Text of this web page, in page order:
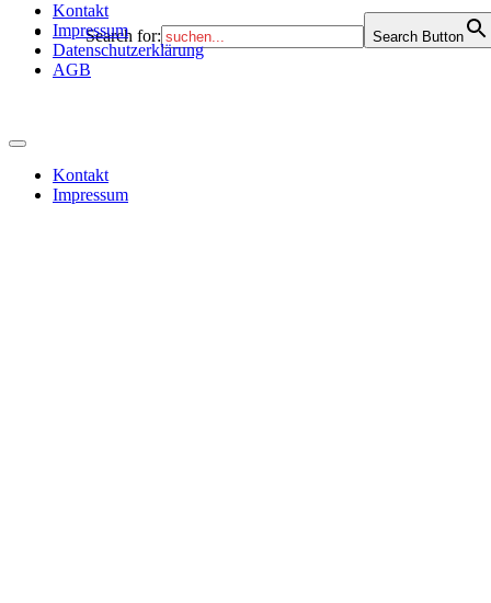
Search for: Search Button
Kontakt
Impressum
Datenschutzerklärung
AGB
Kontakt
Impressum